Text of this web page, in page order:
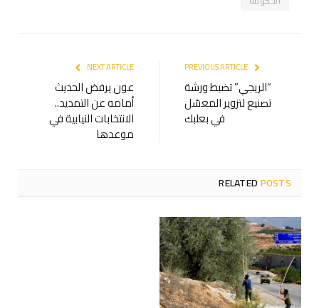
“الريجي” تضبط ورشة
تصنيع لتزوير المعسّل
في بعلبك
NEXT ARTICLE
عون يرفض الحديث
أمامه عن التمديد..
الانتخابات النيابية في
موعدها
RELATEDPOSTS